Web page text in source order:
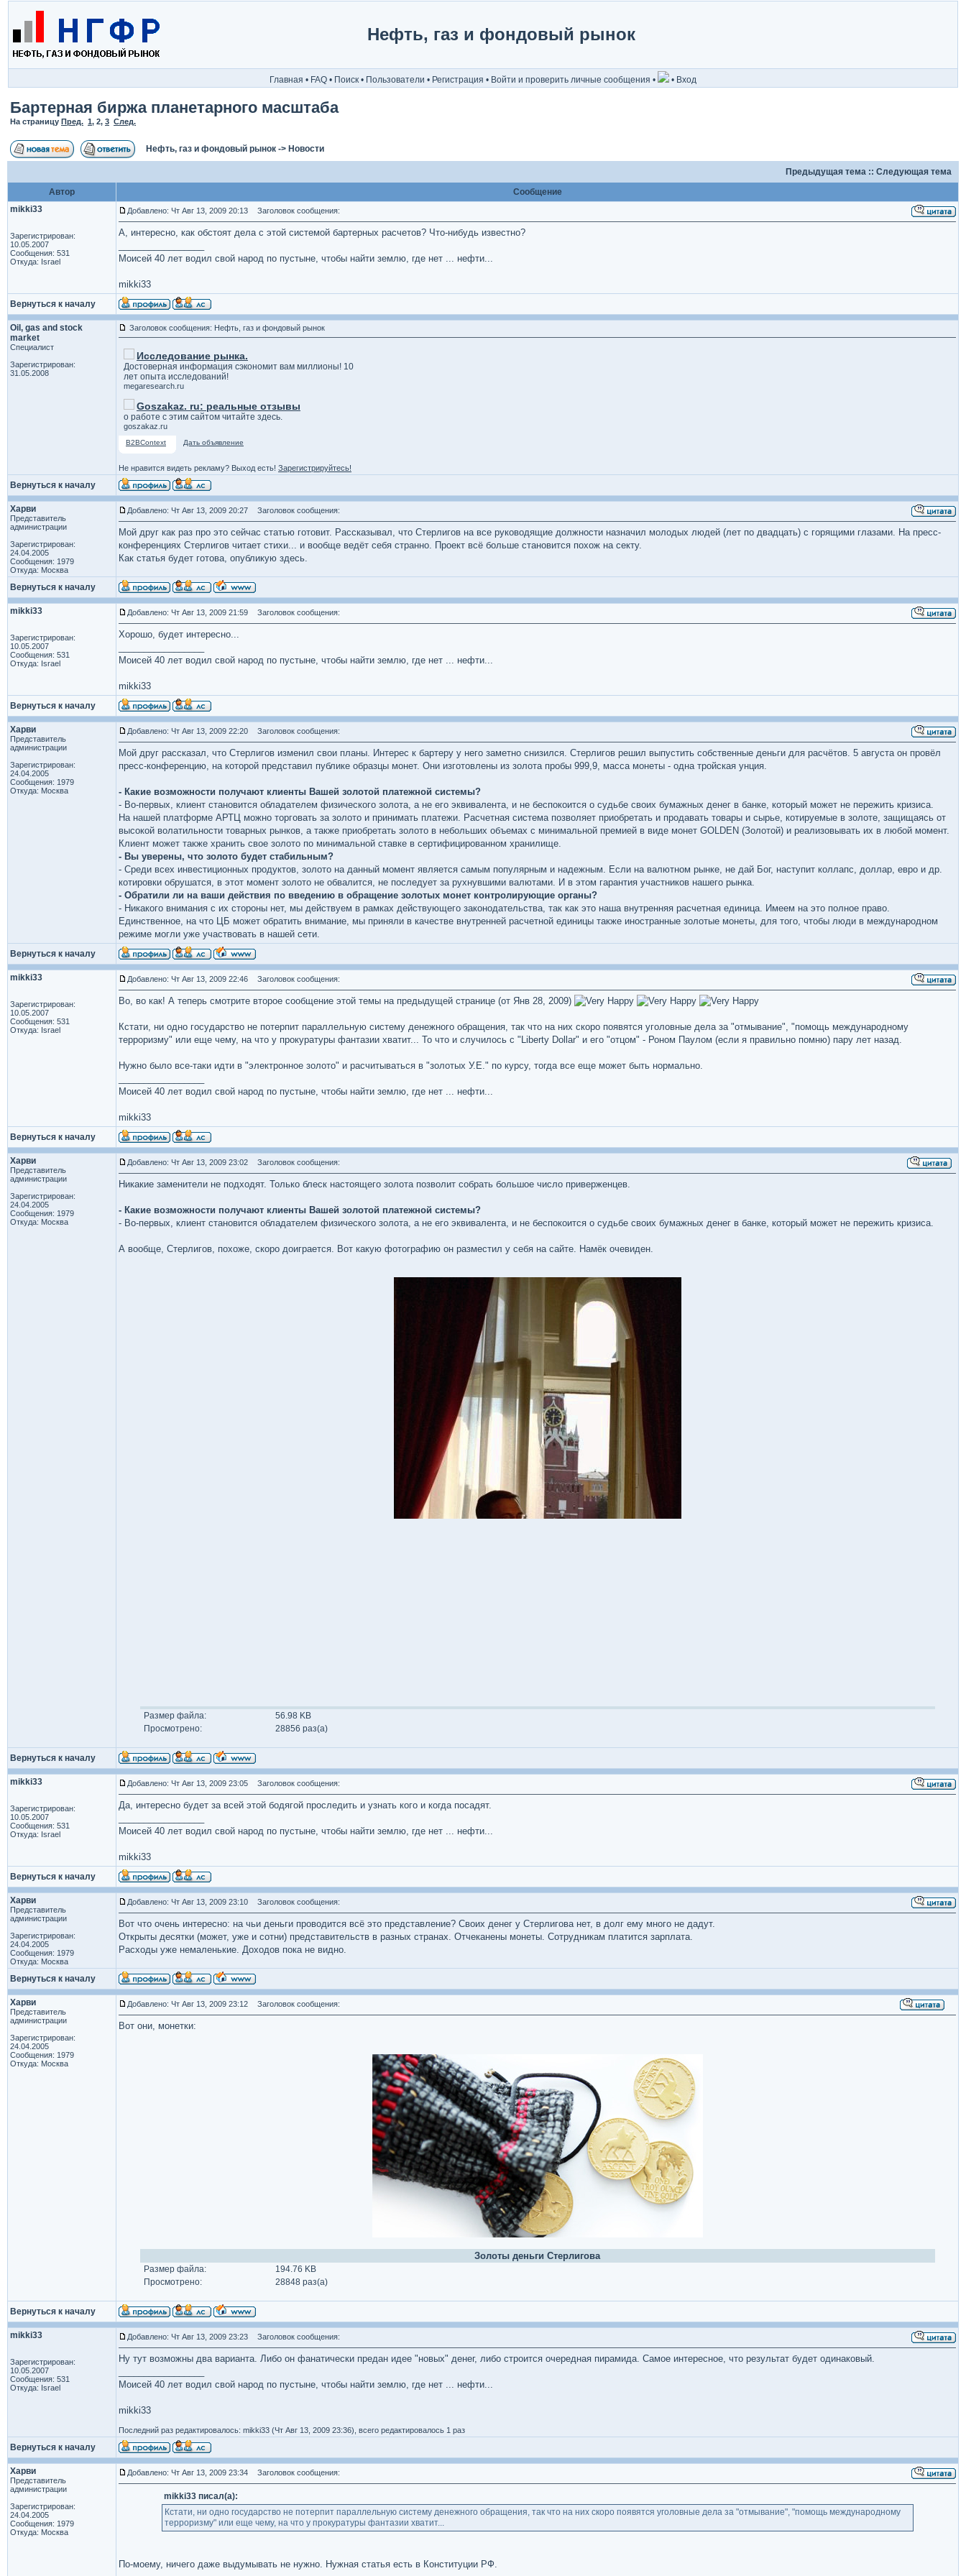
Нефть, газ и фондовый рынок
Главная • FAQ • Поиск • Пользователи • Регистрация • Войти и проверить личные сообщения • • Вход
Бартерная биржа планетарного масштаба
На страницу Пред. 1, 2, 3 След.
Нефть, газ и фондовый рынок -> Новости
Предыдущая тема :: Следующая тема
Автор
Сообщение
mikki33
Зарегистрирован:
10.05.2007
Сообщения: 531
Откуда: Israel
Добавлено: Чт Авг 13, 2009 20:13 Заголовок сообщения:
А, интересно, как обстоят дела с этой системой бартерных расчетов? Что-нибудь известно?
Моисей 40 лет водил свой народ по пустыне, чтобы найти землю, где нет ... нефти...
mikki33
Вернуться к началу
Oil, gas and stock
market
Специалист
Зарегистрирован:
31.05.2008
Заголовок сообщения: Нефть, газ и фондовый рынок
Исследование рынка.
Достоверная информация сэкономит вам миллионы! 10
лет опыта исследований!
megaresearch.ru
Goszakaz. ru: реальные отзывы
о работе с этим сайтом читайте здесь.
goszakaz.ru
B2BContext Дать объявление
Не нравится видеть рекламу? Выход есть! Зарегистрируйтесь!
Вернуться к началу
Харви
Представитель
администрации
Зарегистрирован:
24.04.2005
Сообщения: 1979
Откуда: Москва
Добавлено: Чт Авг 13, 2009 20:27 Заголовок сообщения:
Мой друг как раз про это сейчас статью готовит. Рассказывал, что Стерлигов на все руководящие должности назначил молодых людей (лет по двадцать) с горящими глазами. На пресс-
конференциях Стерлигов читает стихи... и вообще ведёт себя странно. Проект всё больше становится похож на секту.
Как статья будет готова, опубликую здесь.
Вернуться к началу
mikki33
Зарегистрирован:
10.05.2007
Сообщения: 531
Откуда: Israel
Добавлено: Чт Авг 13, 2009 21:59 Заголовок сообщения:
Хорошо, будет интересно...
Моисей 40 лет водил свой народ по пустыне, чтобы найти землю, где нет ... нефти...
mikki33
Вернуться к началу
Харви
Представитель
администрации
Зарегистрирован:
24.04.2005
Сообщения: 1979
Откуда: Москва
Добавлено: Чт Авг 13, 2009 22:20 Заголовок сообщения:
Мой друг рассказал, что Стерлигов изменил свои планы. Интерес к бартеру у него заметно снизился. Стерлигов решил выпустить собственные деньги для расчётов. 5 августа он провёл
пресс-конференцию, на которой представил публике образцы монет. Они изготовлены из золота пробы 999,9, масса монеты - одна тройская унция.
- Какие возможности получают клиенты Вашей золотой платежной системы?
- Во-первых, клиент становится обладателем физического золота, а не его эквивалента, и не беспокоится о судьбе своих бумажных денег в банке, который может не пережить кризиса.
На нашей платформе АРТЦ можно торговать за золото и принимать платежи. Расчетная система позволяет приобретать и продавать товары и сырье, котируемые в золоте, защищаясь от
высокой волатильности товарных рынков, а также приобретать золото в небольших объемах с минимальной премией в виде монет GOLDEN (Золотой) и реализовывать их в любой момент.
Клиент может также хранить свое золото по минимальной ставке в сертифицированном хранилище.
- Вы уверены, что золото будет стабильным?
- Среди всех инвестиционных продуктов, золото на данный момент является самым популярным и надежным. Если на валютном рынке, не дай Бог, наступит коллапс, доллар, евро и др.
котировки обрушатся, в этот момент золото не обвалится, не последует за рухнувшими валютами. И в этом гарантия участников нашего рынка.
- Обратили ли на ваши действия по введению в обращение золотых монет контролирующие органы?
- Никакого внимания с их стороны нет, мы действуем в рамках действующего законодательства, так как это наша внутренняя расчетная единица. Имеем на это полное право.
Единственное, на что ЦБ может обратить внимание, мы приняли в качестве внутренней расчетной единицы также иностранные золотые монеты, для того, чтобы люди в международном
режиме могли уже участвовать в нашей сети.
Вернуться к началу
mikki33
Зарегистрирован:
10.05.2007
Сообщения: 531
Откуда: Israel
Добавлено: Чт Авг 13, 2009 22:46 Заголовок сообщения:
Во, во как! А теперь смотрите второе сообщение этой темы на предыдущей странице (от Янв 28, 2009)
Кстати, ни одно государство не потерпит параллельную систему денежного обращения, так что на них скоро появятся уголовные дела за "отмывание", "помощь международному
терроризму" или еще чему, на что у прокуратуры фантазии хватит... То что и случилось с "Liberty Dollar" и его "отцом" - Роном Паулом (если я правильно помню) пару лет назад.
Нужно было все-таки идти в "электронное золото" и расчитываться в "золотых У.Е." по курсу, тогда все еще может быть нормально.
Моисей 40 лет водил свой народ по пустыне, чтобы найти землю, где нет ... нефти...
mikki33
Вернуться к началу
Харви
Представитель
администрации
Зарегистрирован:
24.04.2005
Сообщения: 1979
Откуда: Москва
Добавлено: Чт Авг 13, 2009 23:02 Заголовок сообщения:
Никакие заменители не подходят. Только блеск настоящего золота позволит собрать большое число приверженцев.
- Какие возможности получают клиенты Вашей золотой платежной системы?
- Во-первых, клиент становится обладателем физического золота, а не его эквивалента, и не беспокоится о судьбе своих бумажных денег в банке, который может не пережить кризиса.
А вообще, Стерлигов, похоже, скоро доиграется. Вот какую фотографию он разместил у себя на сайте. Намёк очевиден.
Размер файла:
56.98 KB
Просмотрено:
28856 раз(а)
Вернуться к началу
mikki33
Зарегистрирован:
10.05.2007
Сообщения: 531
Откуда: Israel
Добавлено: Чт Авг 13, 2009 23:05 Заголовок сообщения:
Да, интересно будет за всей этой бодягой проследить и узнать кого и когда посадят.
Моисей 40 лет водил свой народ по пустыне, чтобы найти землю, где нет ... нефти...
mikki33
Вернуться к началу
Харви
Представитель
администрации
Зарегистрирован:
24.04.2005
Сообщения: 1979
Откуда: Москва
Добавлено: Чт Авг 13, 2009 23:10 Заголовок сообщения:
Вот что очень интересно: на чьи деньги проводится всё это представление? Своих денег у Стерлигова нет, в долг ему много не дадут.
Открыты десятки (может, уже и сотни) представительств в разных странах. Отчеканены монеты. Сотрудникам платится зарплата.
Расходы уже немаленькие. Доходов пока не видно.
Вернуться к началу
Харви
Представитель
администрации
Зарегистрирован:
24.04.2005
Сообщения: 1979
Откуда: Москва
Добавлено: Чт Авг 13, 2009 23:12 Заголовок сообщения:
Вот они, монетки:
Золоты деньги Стерлигова
Размер файла:
194.76 KB
Просмотрено:
28848 раз(а)
Вернуться к началу
mikki33
Зарегистрирован:
10.05.2007
Сообщения: 531
Откуда: Israel
Добавлено: Чт Авг 13, 2009 23:23 Заголовок сообщения:
Ну тут возможны два варианта. Либо он фанатически предан идее "новых" денег, либо строится очередная пирамида. Самое интересное, что результат будет одинаковый.
Моисей 40 лет водил свой народ по пустыне, чтобы найти землю, где нет ... нефти...
mikki33
Последний раз редактировалось: mikki33 (Чт Авг 13, 2009 23:36), всего редактировалось 1 раз
Вернуться к началу
Харви
Представитель
администрации
Зарегистрирован:
24.04.2005
Сообщения: 1979
Откуда: Москва
Добавлено: Чт Авг 13, 2009 23:34 Заголовок сообщения:
mikki33 писал(а):
Кстати, ни одно государство не потерпит параллельную систему денежного обращения, так что на них скоро появятся уголовные дела за "отмывание", "помощь международному
терроризму" или еще чему, на что у прокуратуры фантазии хватит...
По-моему, ничего даже выдумывать не нужно. Нужная статья есть в Конституции РФ.